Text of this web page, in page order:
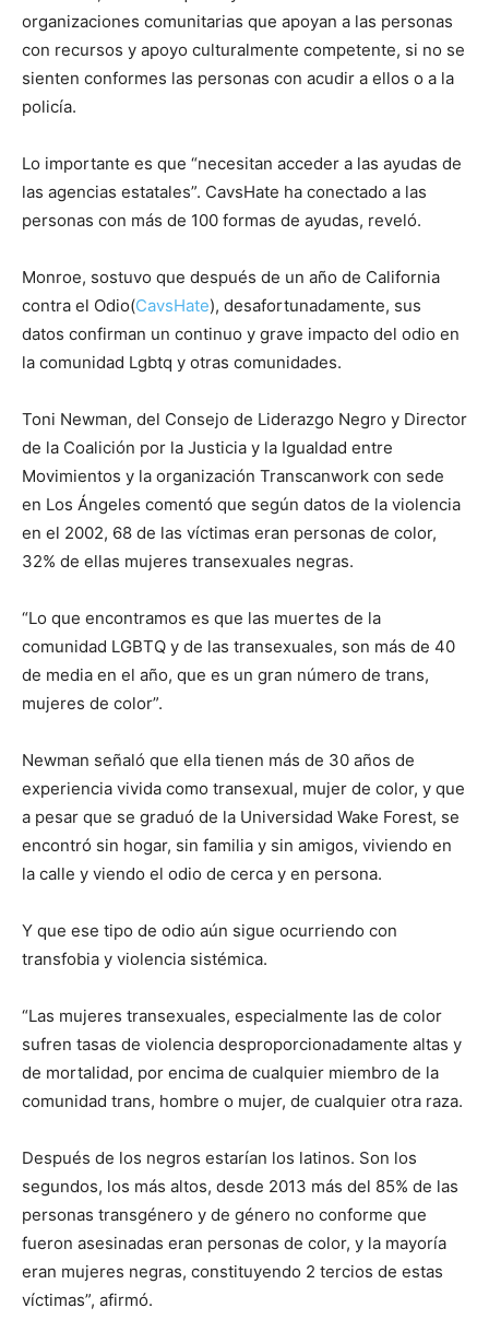
organizaciones comunitarias que apoyan a las personas
con recursos y apoyo culturalmente competente, si no se
sienten conformes las personas con acudir a ellos o a la
policía.
Lo importante es que “necesitan acceder a las ayudas de
las agencias estatales”. CavsHate ha conectado a las
personas con más de 100 formas de ayudas, reveló.
Monroe, sostuvo que después de un año de California
contra el Odio(CavsHate), desafortunadamente, sus
datos confirman un continuo y grave impacto del odio en
la comunidad Lgbtq y otras comunidades.
Toni Newman, del Consejo de Liderazgo Negro y Director
de la Coalición por la Justicia y la Igualdad entre
Movimientos y la organización Transcanwork con sede
en Los Ángeles comentó que según datos de la violencia
en el 2002, 68 de las víctimas eran personas de color,
32% de ellas mujeres transexuales negras.
“Lo que encontramos es que las muertes de la
comunidad LGBTQ y de las transexuales, son más de 40
de media en el año, que es un gran número de trans,
mujeres de color”.
Newman señaló que ella tienen más de 30 años de
experiencia vivida como transexual, mujer de color, y que
a pesar que se graduó de la Universidad Wake Forest, se
encontró sin hogar, sin familia y sin amigos, viviendo en
la calle y viendo el odio de cerca y en persona.
Y que ese tipo de odio aún sigue ocurriendo con
transfobia y violencia sistémica.
“Las mujeres transexuales, especialmente las de color
sufren tasas de violencia desproporcionadamente altas y
de mortalidad, por encima de cualquier miembro de la
comunidad trans, hombre o mujer, de cualquier otra raza.
Después de los negros estarían los latinos. Son los
segundos, los más altos, desde 2013 más del 85% de las
personas transgénero y de género no conforme que
fueron asesinadas eran personas de color, y la mayoría
eran mujeres negras, constituyendo 2 tercios de estas
víctimas”, afirmó.